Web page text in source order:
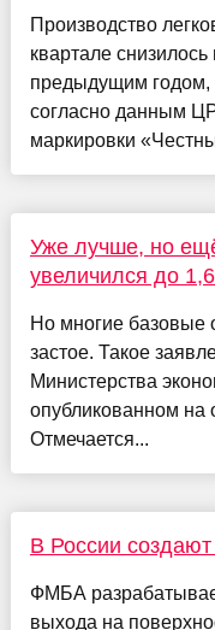
Производство
квартале
предыдущим годом,
согласно данным
маркировки
Уже лучше, но
увеличился до
Но многие базовые
застое. Такое
Министерства
опубликованном на
Отмечается...
В России
ФМБА
выхода на